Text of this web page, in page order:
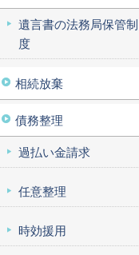
遺言書の法務局保管制
度
相続放棄
債務整理
過払い金請求
任意整理
時効援用